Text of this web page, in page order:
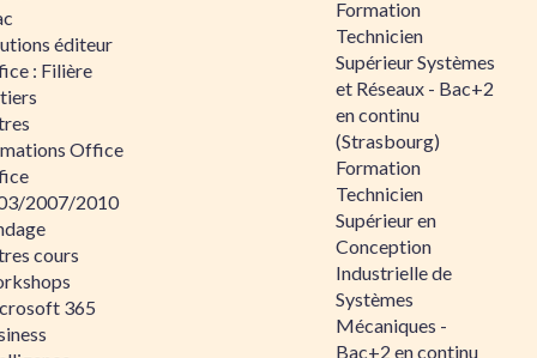
éditeur
: Filière
Office
2007/2010
cours
365
Formation
Technicien
Supérieur Systèmes
et Réseaux - Bac+2
en continu
(Strasbourg)
Formation
Technicien
Supérieur en
Conception
Industrielle de
Systèmes
Mécaniques -
Bac+2 en continu